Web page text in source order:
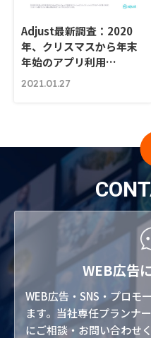
Adjust最新調査：2020
年、クリスマスから年末
年始のアプリ利用…
2021.01.27
WEB広告
WEB広告・SNS・プロモ
ます。当社専任プランナ
にご相談・お問い合わせ